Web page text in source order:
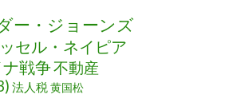
ー・ジョーンズ
セル・ネイピア
戦争不動産
法人税黄国松